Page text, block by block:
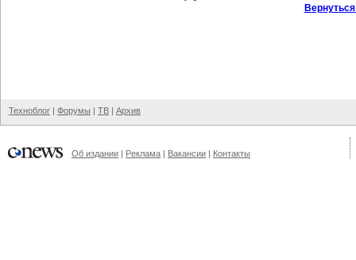
Техноблог | Форумы | ТВ | Архив
Об издании | Реклама | Вакансии | Контакты